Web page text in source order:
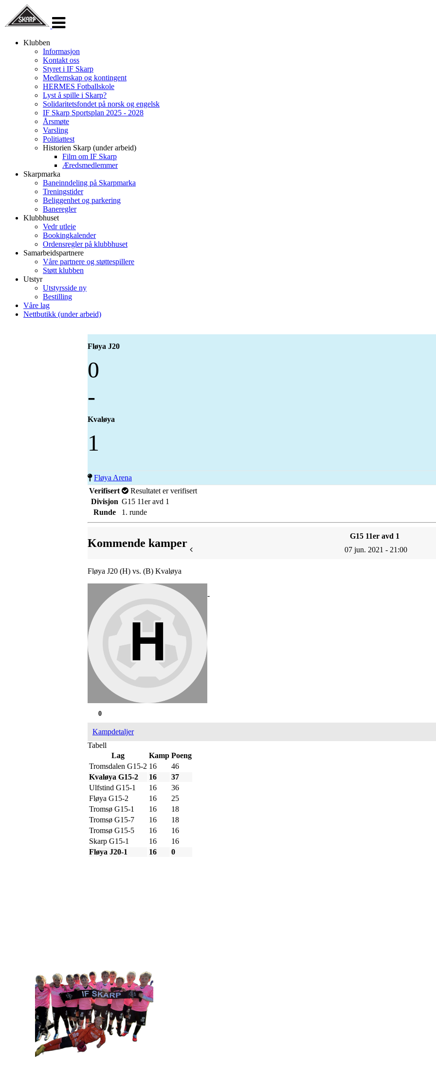
navigasjon
Klubben
Informasjon
Kontakt oss
Styret i IF Skarp
Medlemskap og kontingent
HERMES Fotballskole
Lyst å spille i Skarp?
Solidaritetsfondet på norsk og engelsk
IF Skarp Sportsplan 2025 - 2028
Årsmøte
Varsling
Politiattest
Historien Skarp (under arbeid)
Film om IF Skarp
Æredsmedlemmer
Skarpmarka
Baneinndeling på Skarpmarka
Treningstider
Beliggenhet og parkering
Baneregler
Klubbhuset
Vedr utleie
Bookingkalender
Ordensregler på klubbhuset
Samarbeidspartnere
Våre partnere og støttespillere
Støtt klubben
Utstyr
Utstyrsside ny
Bestilling
Våre lag
Nettbutikk (under arbeid)
Fløya J20
0
-
Kvaløya
1
Fløya Arena
Verifisert
Resultatet er verifisert
Divisjon G15 11er avd 1
Runde
1. runde
Kommende kamper
G15 11er avd 1
07 jun. 2021 - 21:00
Fløya J20 (H) vs. (B) Kvaløya
-
0
Kampdetaljer
Tabell
Lag
Kamp Poeng
Tromsdalen G15-2 16
46
Kvaløya G15-2
16
37
Ulfstind G15-1
16
36
Fløya G15-2
16
25
Tromsø G15-1
16
18
Tromsø G15-7
16
18
Tromsø G15-5
16
16
Skarp G15-1
16
16
Fløya J20-1
16 0